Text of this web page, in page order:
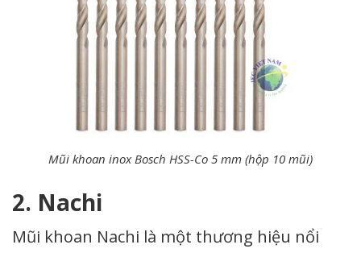
Mũi khoan inox Bosch HSS-Co 5 mm (hộp 10 mũi)
2. Nachi
Mũi khoan Nachi là một thương hiệu nổi